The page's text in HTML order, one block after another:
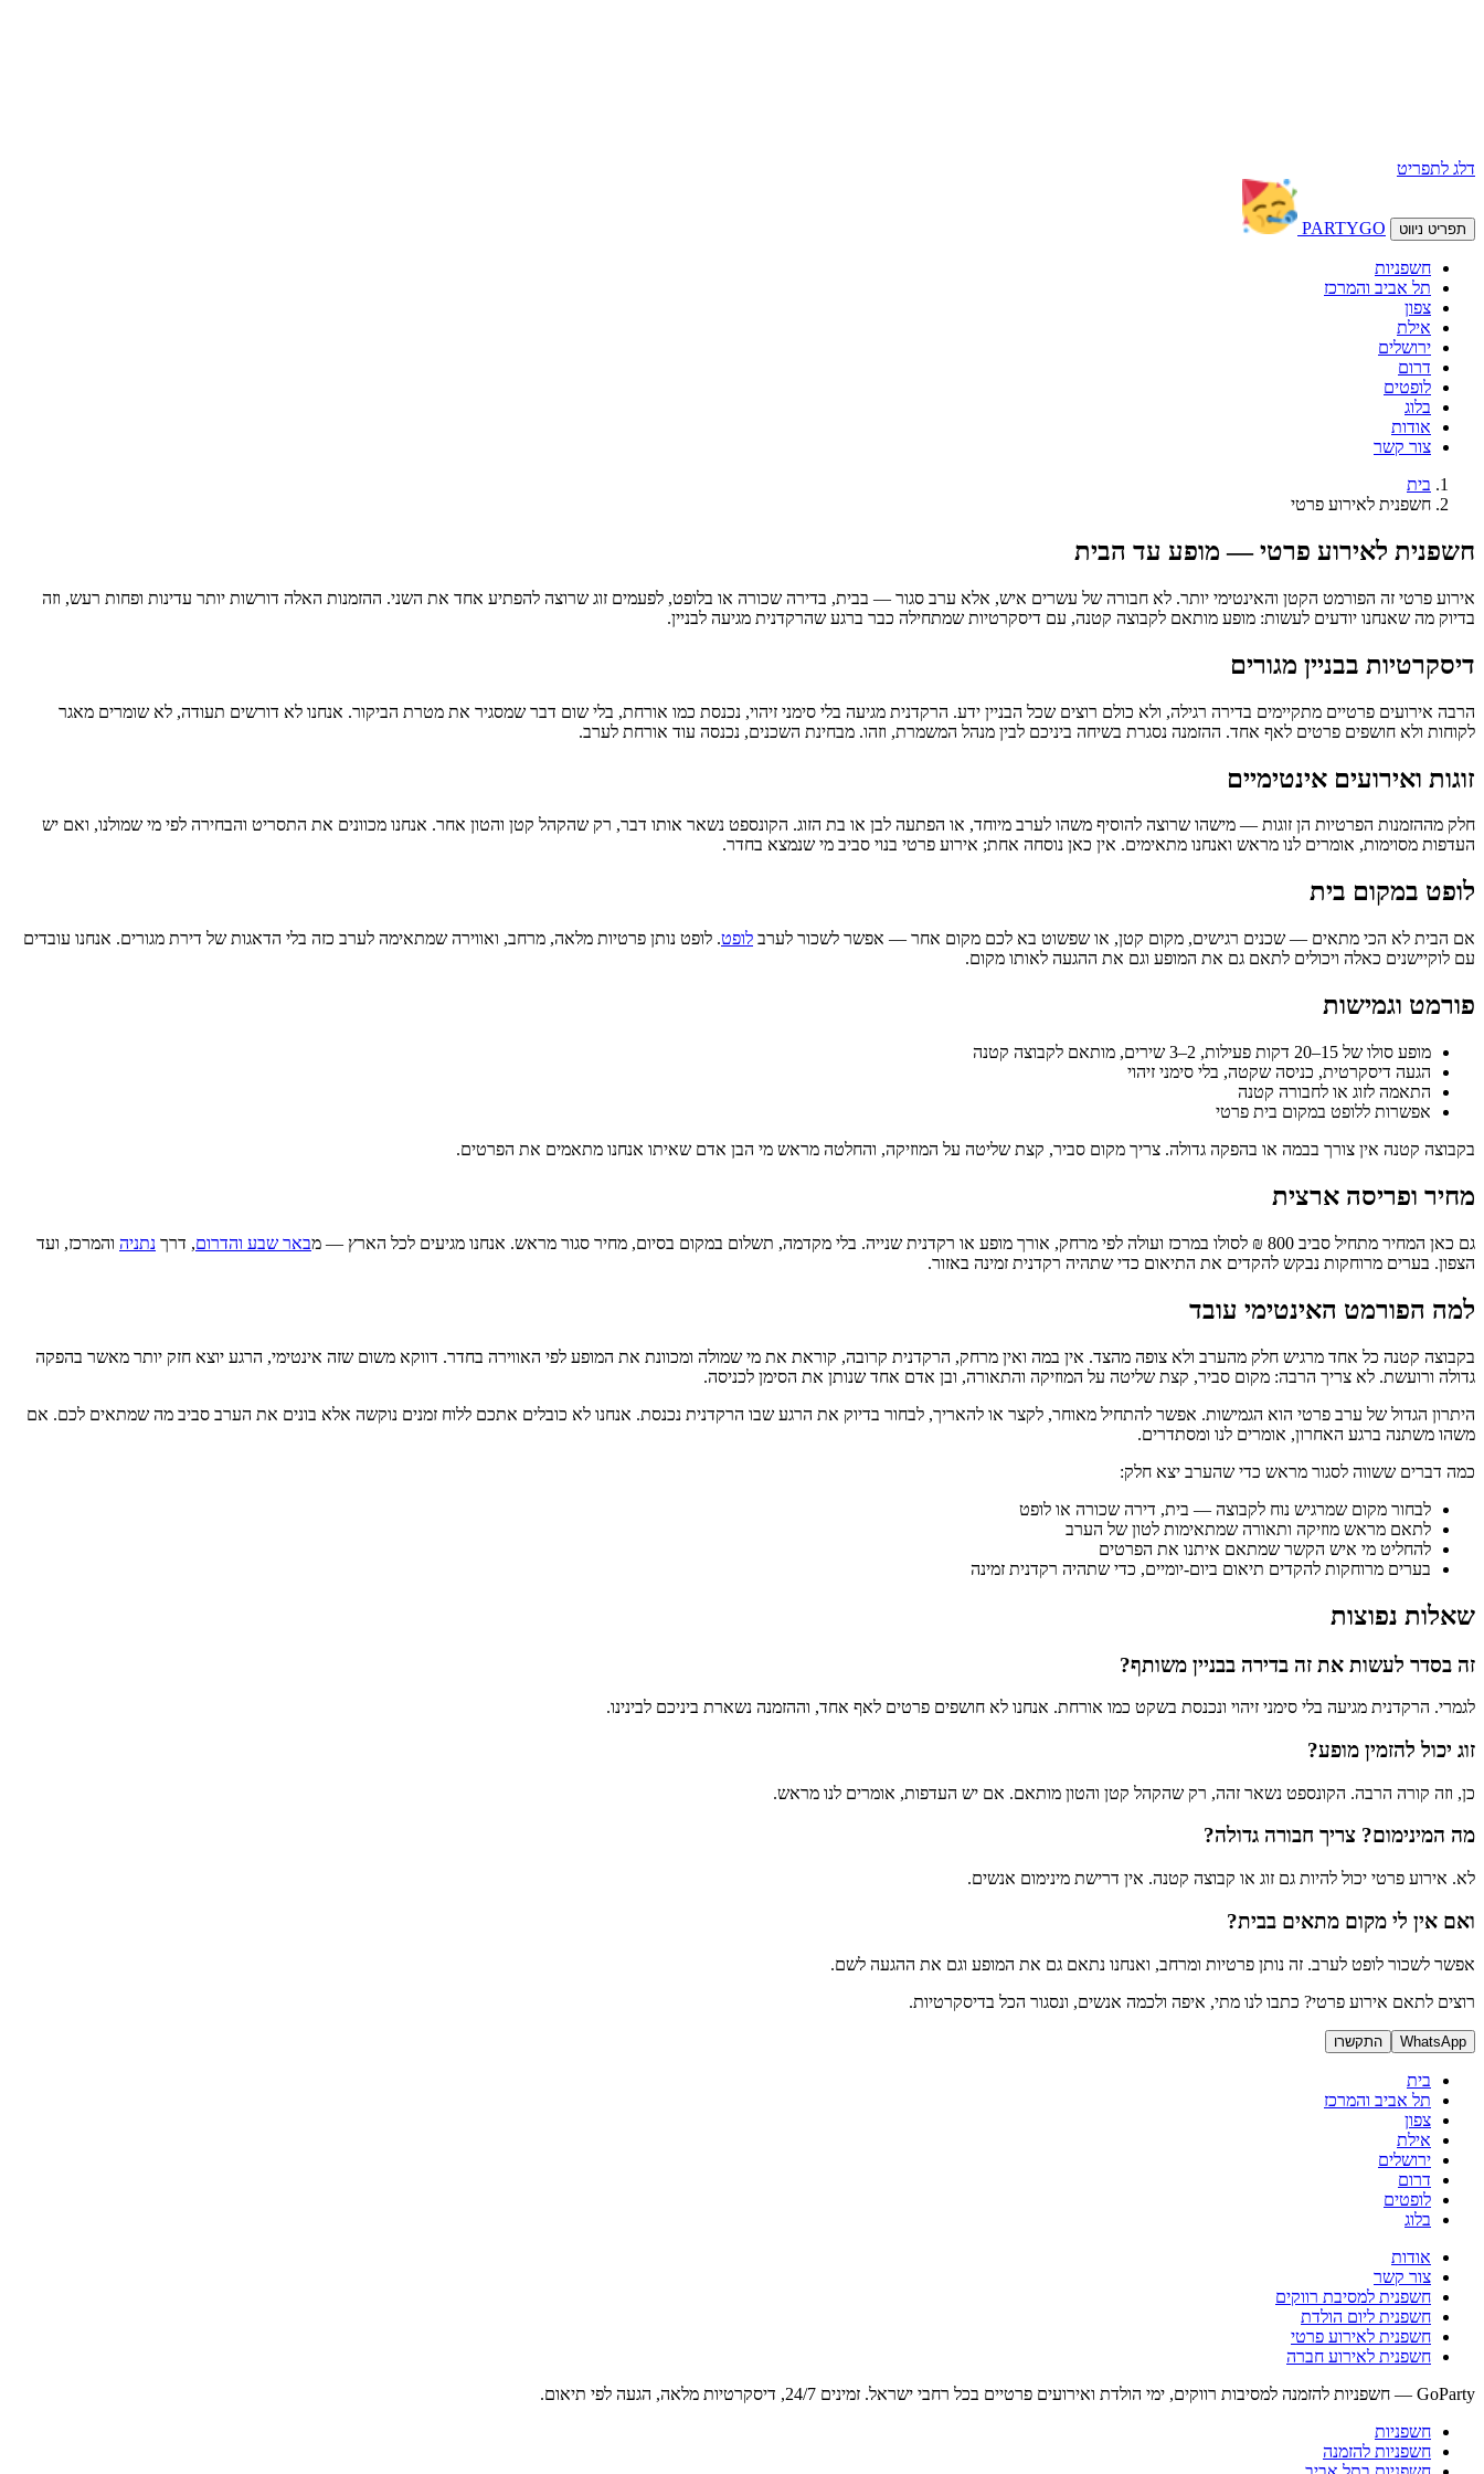
דלג לתפריט
תפריט ניווט PARTYGO
חשפניות
תל אביב והמרכז
צפון
אילת
ירושלים
דרום
לופטים
בלוג
אודות
צור קשר
בית
חשפנית לאירוע פרטי
חשפנית לאירוע פרטי — מופע עד הבית
אירוע פרטי זה הפורמט הקטן והאינטימי יותר. לא חבורה של עשרים איש, אלא ערב סגור — בבית, בדירה שכורה או בלופט, לפעמים זוג שרוצה להפתיע אחד את השני. ההזמנות האלה דורשות יותר עדינות ופחות רעש, וזה
בדיוק מה שאנחנו יודעים לעשות: מופע מותאם לקבוצה קטנה, עם דיסקרטיות שמתחילה כבר ברגע שהרקדנית מגיעה לבניין.
דיסקרטיות בבניין מגורים
הרבה אירועים פרטיים מתקיימים בדירה רגילה, ולא כולם רוצים שכל הבניין ידע. הרקדנית מגיעה בלי סימני זיהוי, נכנסת כמו אורחת, בלי שום דבר שמסגיר את מטרת הביקור. אנחנו לא דורשים תעודה, לא שומרים מאגר
לקוחות ולא חושפים פרטים לאף אחד. ההזמנה נסגרת בשיחה ביניכם לבין מנהל המשמרת, וזהו. מבחינת השכנים, נכנסה עוד אורחת לערב.
זוגות ואירועים אינטימיים
חלק מההזמנות הפרטיות הן זוגות — מישהו שרוצה להוסיף משהו לערב מיוחד, או הפתעה לבן או בת הזוג. הקונספט נשאר אותו דבר, רק שהקהל קטן והטון אחר. אנחנו מכוונים את התסריט והבחירה לפי מי שמולנו, ואם יש
העדפות מסוימות, אומרים לנו מראש ואנחנו מתאימים. אין כאן נוסחה אחת; אירוע פרטי בנוי סביב מי שנמצא בחדר.
לופט במקום בית
אם הבית לא הכי מתאים — שכנים רגישים, מקום קטן, או שפשוט בא לכם מקום אחר — אפשר לשכור לערב לופט. לופט נותן פרטיות מלאה, מרחב, ואווירה שמתאימה לערב כזה בלי הדאגות של דירת מגורים. אנחנו עובדים
עם לוקיישנים כאלה ויכולים לתאם גם את המופע וגם את ההגעה לאותו מקום.
פורמט וגמישות
מופע סולו של 15–20 דקות פעילות, 2–3 שירים, מותאם לקבוצה קטנה
הגעה דיסקרטית, כניסה שקטה, בלי סימני זיהוי
התאמה לזוג או לחבורה קטנה
אפשרות ללופט במקום בית פרטי
בקבוצה קטנה אין צורך בבמה או בהפקה גדולה. צריך מקום סביר, קצת שליטה על המוזיקה, והחלטה מראש מי הבן אדם שאיתו אנחנו מתאמים את הפרטים.
מחיר ופריסה ארצית
גם כאן המחיר מתחיל סביב 800 ₪ לסולו במרכז ועולה לפי מרחק, אורך מופע או רקדנית שנייה. בלי מקדמה, תשלום במקום בסיום, מחיר סגור מראש. אנחנו מגיעים לכל הארץ — מ באר שבע והדרום, דרך נתניה והמרכז, ועד
הצפון. בערים מרוחקות נבקש להקדים את התיאום כדי שתהיה רקדנית זמינה באזור.
למה הפורמט האינטימי עובד
בקבוצה קטנה כל אחד מרגיש חלק מהערב ולא צופה מהצד. אין במה ואין מרחק, הרקדנית קרובה, קוראת את מי שמולה ומכוונת את המופע לפי האווירה בחדר. דווקא משום שזה אינטימי, הרגע יוצא חזק יותר מאשר בהפקה
גדולה ורועשת. לא צריך הרבה: מקום סביר, קצת שליטה על המוזיקה והתאורה, ובן אדם אחד שנותן את הסימן לכניסה.
היתרון הגדול של ערב פרטי הוא הגמישות. אפשר להתחיל מאוחר, לקצר או להאריך, לבחור בדיוק את הרגע שבו הרקדנית נכנסת. אנחנו לא כובלים אתכם ללוח זמנים נוקשה אלא בונים את הערב סביב מה שמתאים לכם. אם
משהו משתנה ברגע האחרון, אומרים לנו ומסתדרים.
כמה דברים ששווה לסגור מראש כדי שהערב יצא חלק:
לבחור מקום שמרגיש נוח לקבוצה — בית, דירה שכורה או לופט
לתאם מראש מוזיקה ותאורה שמתאימות לטון של הערב
להחליט מי איש הקשר שמתאם איתנו את הפרטים
בערים מרוחקות להקדים תיאום ביום-יומיים, כדי שתהיה רקדנית זמינה
שאלות נפוצות
זה בסדר לעשות את זה בדירה בבניין משותף?
לגמרי. הרקדנית מגיעה בלי סימני זיהוי ונכנסת בשקט כמו אורחת. אנחנו לא חושפים פרטים לאף אחד, וההזמנה נשארת ביניכם לבינינו.
זוג יכול להזמין מופע?
כן, וזה קורה הרבה. הקונספט נשאר זהה, רק שהקהל קטן והטון מותאם. אם יש העדפות, אומרים לנו מראש.
מה המינימום? צריך חבורה גדולה?
לא. אירוע פרטי יכול להיות גם זוג או קבוצה קטנה. אין דרישת מינימום אנשים.
ואם אין לי מקום מתאים בבית?
אפשר לשכור לופט לערב. זה נותן פרטיות ומרחב, ואנחנו נתאם גם את המופע וגם את ההגעה לשם.
רוצים לתאם אירוע פרטי? כתבו לנו מתי, איפה ולכמה אנשים, ונסגור הכל בדיסקרטיות.
WhatsApp התקשרו
בית
תל אביב והמרכז
צפון
אילת
ירושלים
דרום
לופטים
בלוג
אודות
צור קשר
חשפנית למסיבת רווקים
חשפנית ליום הולדת
חשפנית לאירוע פרטי
חשפנית לאירוע חברה
GoParty — חשפניות להזמנה למסיבות רווקים, ימי הולדת ואירועים פרטיים בכל רחבי ישראל. זמינים 24/7, דיסקרטיות מלאה, הגעה לפי תיאום.
חשפניות
חשפניות להזמנה